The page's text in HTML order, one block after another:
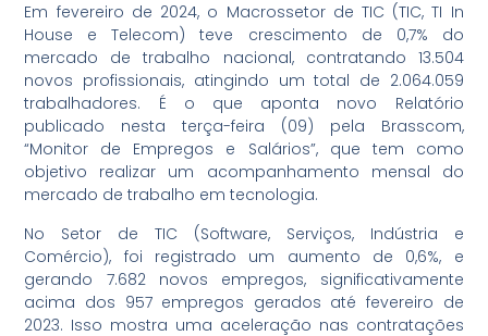
Em fevereiro de 2024, o Macrossetor de TIC (TIC, TI In
House e Telecom) teve crescimento de 0,7% do
mercado de trabalho nacional, contratando 13.504
novos profissionais, atingindo um total de 2.064.059
trabalhadores. É o que aponta novo Relatório
publicado nesta terça-feira (09) pela Brasscom,
“Monitor de Empregos e Salários”, que tem como
objetivo realizar um acompanhamento mensal do
mercado de trabalho em tecnologia.
No Setor de TIC (Software, Serviços, Indústria e
Comércio), foi registrado um aumento de 0,6%, e
gerando 7.682 novos empregos, significativamente
acima dos 957 empregos gerados até fevereiro de
2023. Isso mostra uma aceleração nas contratações